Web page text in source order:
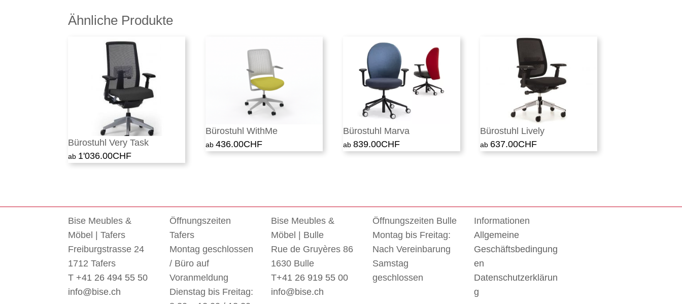
Ähnliche Produkte
Bürostuhl Very Task
1'036.00CHF
Bürostuhl WithMe
436.00CHF
Bürostuhl Marva
839.00CHF
Bürostuhl Lively
637.00CHF
Bise Meubles &
Möbel | Tafers
Freiburgstrasse 24
1712 Tafers
T +41 26 494 55 50
info@bise.ch
Öffnungszeiten
Tafers
Montag geschlossen
/ Büro auf
Voranmeldung
Dienstag bis Freitag:
Bise Meubles &
Möbel | Bulle
Rue de Gruyères 86
1630 Bulle
T+41 26 919 55 00
info@bise.ch
Öffnungszeiten Bulle
Montag bis Freitag:
Nach Vereinbarung
Samstag
geschlossen
Informationen
Allgemeine
Geschäftsbedingung
en
Datenschutzerklärun
g